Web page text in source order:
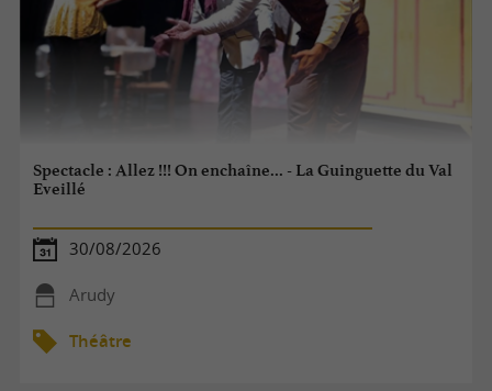
Spectacle : Allez !!! On enchaîne... - La Guinguette du Val
Eveillé
30/08/2026
Arudy
Théâtre